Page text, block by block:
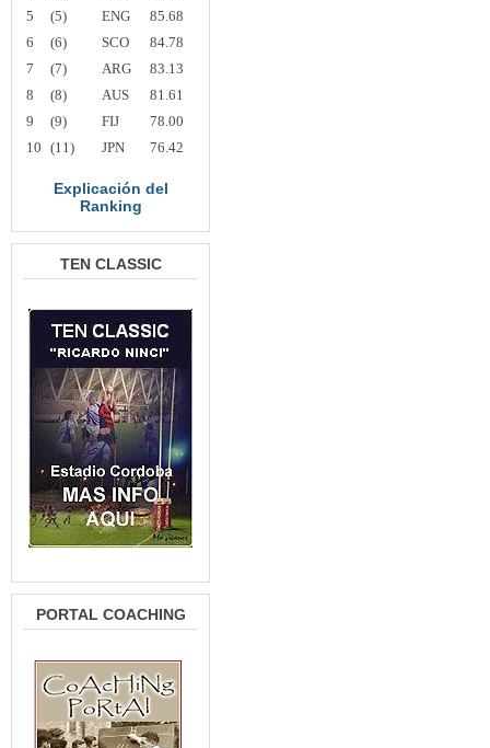
5
(5) ENG
85.68
6
(6) SCO
84.78
7
(7) ARG
83.13
8
(8) AUS
81.61
9
(9) FIJ
78.00
10 (11) JPN 76.42
Explicación del
Ranking
TEN CLASSIC
PORTAL COACHING